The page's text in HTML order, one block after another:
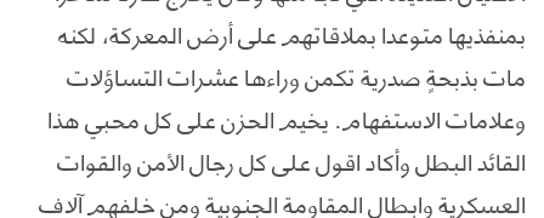
بمنفذيها متوعدا بملاقاتهم على أرض المعركة، لكنه
مات بذبحةٍ صدرية تكمن وراءها عشرات التساؤلات
وعلامات الاستفهام. يخيم الحزن على كل محبي هذا
القائد البطل وأكاد اقول على كل رجال الأمن والقوات
العسكرية وابطال المقاومة الجنوبية ومن خلفهم آلاف